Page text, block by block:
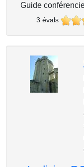
Guide
3 évals